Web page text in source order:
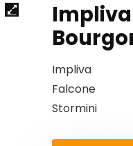
Impliva
Falcone
Stormini